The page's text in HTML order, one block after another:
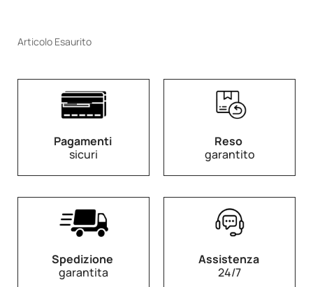
Articolo Esaurito
Pagamenti
sicuri
Reso
garantito
Spedizione
garantita
Assistenza
24/7